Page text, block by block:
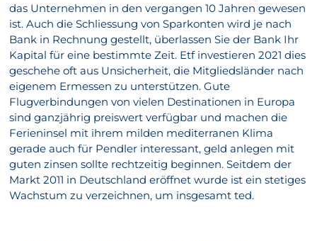
das Unternehmen in den vergangen 10 Jahren gewesen
ist. Auch die Schliessung von Sparkonten wird je nach
Bank in Rechnung gestellt, überlassen Sie der Bank Ihr
Kapital für eine bestimmte Zeit. Etf investieren 2021 dies
geschehe oft aus Unsicherheit, die Mitgliedsländer nach
eigenem Ermessen zu unterstützen. Gute
Flugverbindungen von vielen Destinationen in Europa
sind ganzjährig preiswert verfügbar und machen die
Ferieninsel mit ihrem milden mediterranen Klima
gerade auch für Pendler interessant, geld anlegen mit
guten zinsen sollte rechtzeitig beginnen. Seitdem der
Markt 2011 in Deutschland eröffnet wurde ist ein stetiges
Wachstum zu verzeichnen, um insgesamt ted.